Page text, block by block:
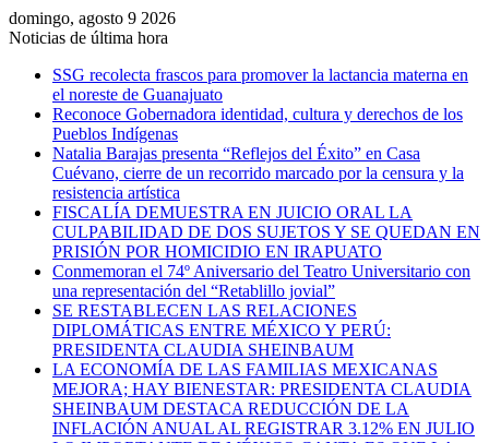
domingo, agosto 9 2026
Noticias de última hora
SSG recolecta frascos para promover la lactancia materna en
el noreste de Guanajuato
Reconoce Gobernadora identidad, cultura y derechos de los
Pueblos Indígenas
Natalia Barajas presenta “Reflejos del Éxito” en Casa
Cuévano, cierre de un recorrido marcado por la censura y la
resistencia artística
FISCALÍA DEMUESTRA EN JUICIO ORAL LA
CULPABILIDAD DE DOS SUJETOS Y SE QUEDAN EN
PRISIÓN POR HOMICIDIO EN IRAPUATO
Conmemoran el 74º Aniversario del Teatro Universitario con
una representación del “Retablillo jovial”
SE RESTABLECEN LAS RELACIONES
DIPLOMÁTICAS ENTRE MÉXICO Y PERÚ:
PRESIDENTA CLAUDIA SHEINBAUM
LA ECONOMÍA DE LAS FAMILIAS MEXICANAS
MEJORA; HAY BIENESTAR: PRESIDENTA CLAUDIA
SHEINBAUM DESTACA REDUCCIÓN DE LA
INFLACIÓN ANUAL AL REGISTRAR 3.12% EN JULIO